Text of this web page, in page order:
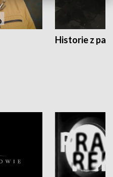
Historie z